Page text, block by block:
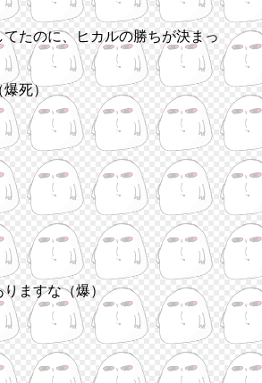
たのに、ヒカルの勝ちが決まっ
爆死）
ますな（爆）